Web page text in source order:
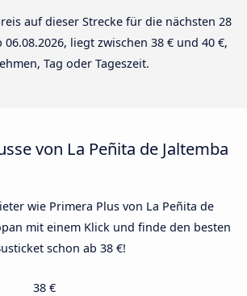
auf dieser Strecke für die nächsten 28
06.08.2026, liegt zwischen 38 € und 40 €,
Tag oder Tageszeit.
von La Peñita de Jaltemba
wie Primera Plus von La Peñita de
mit einem Klick und finde den besten
schon ab 38 €!
38 €